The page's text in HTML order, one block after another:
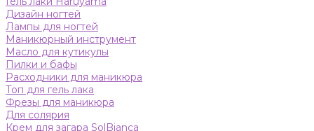
Дизайн ногтей
Лампы для ногтей
Маникюрный инструмент
Масло для кутикулы
Пилки и бафы
Расходники для маникюра
Топ для гель лака
Фрезы для маникюра
Для солярия
Крем для загара SolBianca